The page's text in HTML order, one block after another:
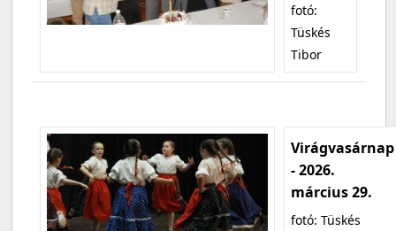
fotó:
Tüskés
Tibor
Virágvasárnap
- 2026.
március 29.
fotó: Tüskés